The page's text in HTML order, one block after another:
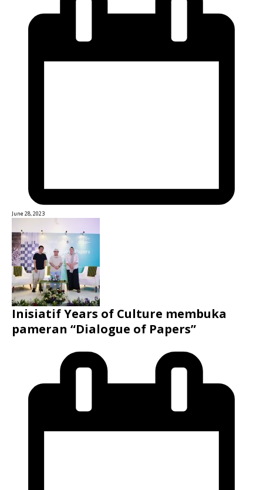
June 28, 2023
Inisiatif Years of Culture membuka
pameran “Dialogue of Papers”